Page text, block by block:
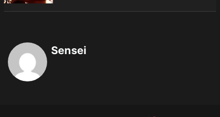
Sensei